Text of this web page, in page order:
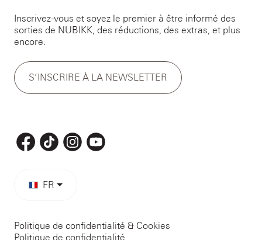
Inscrivez-vous et soyez le premier à être informé des
sorties de NUBIKK, des réductions, des extras, et plus
encore.
S’INSCRIRE À LA NEWSLETTER
FR
Politique de confidentialité & Cookies
Politique de confidentialité